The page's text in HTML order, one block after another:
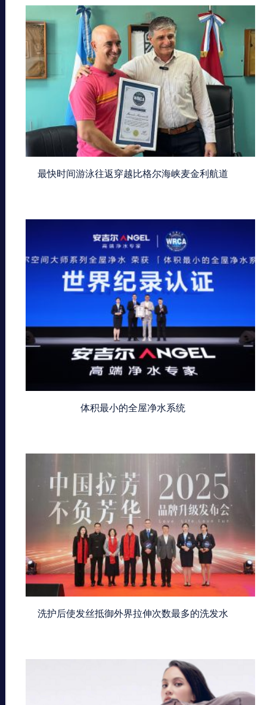
最快时间游泳往返穿越比格尔海峡麦金利航道
体积最小的全屋净水系统
洗护后使发丝抵御外界拉伸次数最多的洗发水